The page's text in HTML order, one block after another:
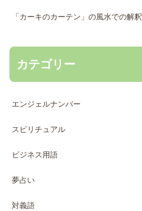
「カーキのカーテン」の風水での解釈
カテゴリー
エンジェルナンバー
スピリチュアル
ビジネス用語
夢占い
対義語